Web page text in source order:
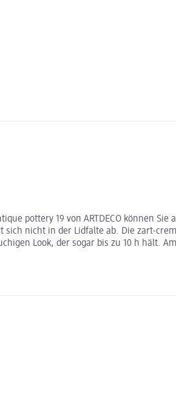
pottery 19 von ARTDECO können
nicht in der Lidfalte ab. Die zart-
Look, der sogar bis zu 10 h hält.